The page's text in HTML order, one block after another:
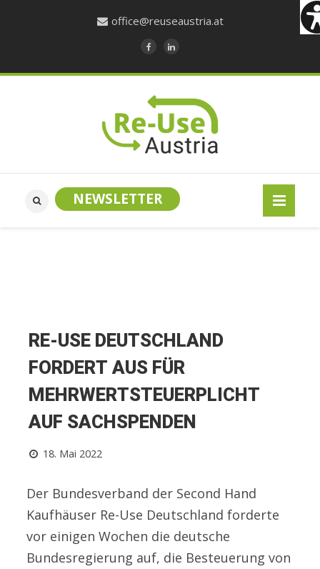
office@reuseaustria.at
NEWSLETTER
RE-USE DEUTSCHLAND
FORDERT AUS FÜR
MEHRWERTSTEUERPLICHT
AUF SACHSPENDEN
18. Mai 2022
Der Bundesverband der Second Hand
Kaufhäuser Re-Use Deutschland forderte
vor einigen Wochen die deutsche
Bundesregierung auf, die Besteuerung von